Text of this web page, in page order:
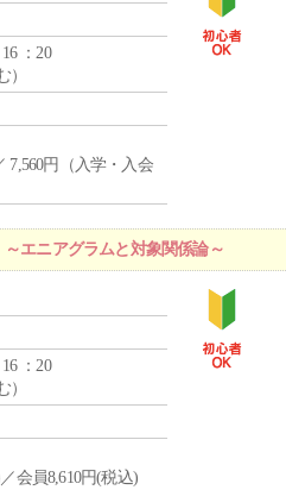
：20
）
7,560円（入学・入会
エニアグラムと対象関係論～
：20
）
会員8,610円(税込)